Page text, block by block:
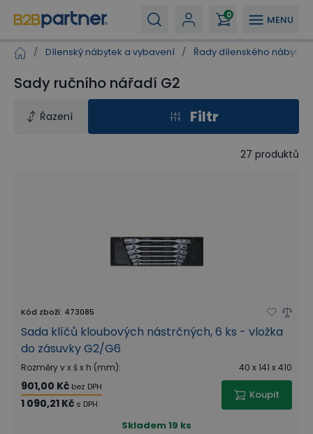
MENU
0
/ Dílenský nábytek a vybavení / Řady dílenského nábytku
Sady ručního nářadí G2
Řazení Filtr
27 produktů
Kód zboží: 473085
Sada klíčů kloubových nástrčných, 6 ks - vložka
do zásuvky G2/G6
Rozměry v x š x h (mm): 40 x 141 x 410
901,00 Kč bez DPH
1 090,21 Kč s DPH
Koupit
Skladem19 ks